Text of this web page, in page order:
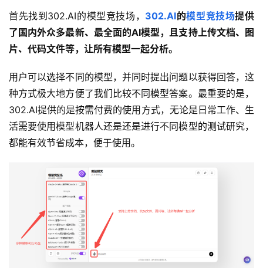
首先找到302.AI的模型竞技场， 302.AI的模型竞技场提供
了国内外众多最新、最全面的AI模型，且支持上传文档、图
片、代码文件等，让所有模型一起分析。
用户可以选择不同的模型，并同时提出问题以获得回答，这
种方式极大地方便了我们比较不同模型答案。最重要的是，
302.AI提供的是按需付费的使用方式，无论是日常工作、生
活需要使用模型机器人还是还是进行不同模型的测试研究，
都能有效节省成本，便于使用。